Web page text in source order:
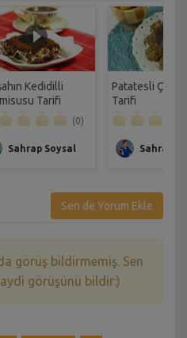
Kedidilli
Tarifi
(0)
Sahrap Soysal
Patatesli Çıtır
Tarifi
Sahrap
Sen de Yorum Ekle
görüş bildirmemiş. Sen
görüşünü bildir:)